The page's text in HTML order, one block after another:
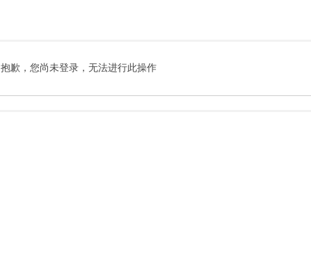
抱歉，您尚未登录，无法进行此操作